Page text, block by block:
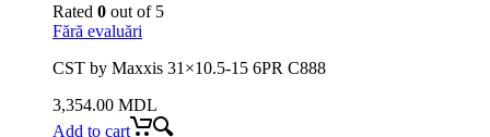
Rated 0 out of 5
Fără evaluări
CST by Maxxis 31×10.5-15 6PR C888
3,354.00 MDL
Add to cart